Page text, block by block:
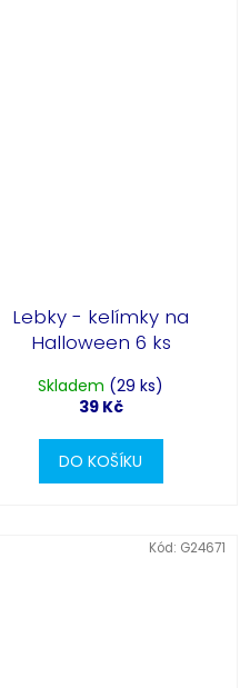
Lebky - kelímky na
Halloween 6 ks
Skladem (29 ks)
39 Kč
DO KOŠÍKU
Kód: G24671